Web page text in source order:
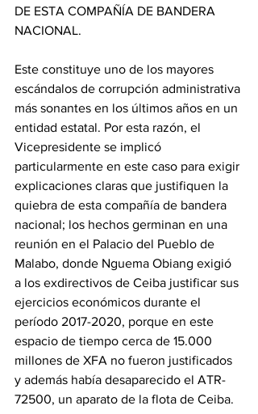
DE ESTA COMPAÑÍA DE BANDERA
NACIONAL.
Este constituye uno de los mayores
escándalos de corrupción administrativa
más sonantes en los últimos años en un
entidad estatal. Por esta razón, el
Vicepresidente se implicó
particularmente en este caso para exigir
explicaciones claras que justifiquen la
quiebra de esta compañía de bandera
nacional; los hechos germinan en una
reunión en el Palacio del Pueblo de
Malabo, donde Nguema Obiang exigió
a los exdirectivos de Ceiba justificar sus
ejercicios económicos durante el
período 2017-2020, porque en este
espacio de tiempo cerca de 15.000
millones de XFA no fueron justificados
y además había desaparecido el ATR-
72500, un aparato de la flota de Ceiba.